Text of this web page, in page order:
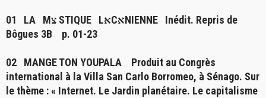
01 LA Mצ STIQUE LאCאNIENNE Inédit. Repris de
Bôgues 3B p. 01-23
02 MANGE TON YOUPALA
Produit au Congrès
international à la Villa San Carlo Borromeo, à Sénago. Sur
le thème : « Internet. Le Jardin planétaire. Le capitalisme